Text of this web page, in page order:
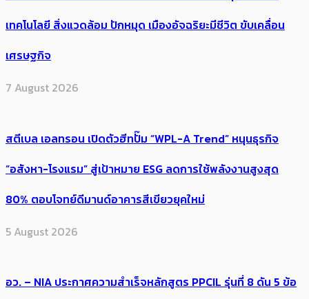
เทคโนโลยี สิ่งแวดล้อม ปักหมุด เมืองอัจฉริยะมีชีวิต ขับเคลื่อน
เศรษฐกิจ
7 August 2026
สตีเบล เอลทรอน เปิดตัวฮีทปั๊ม “WPL-A Trend” หนุนธุรกิจ
“อสังหา-โรงแรม” สู่เป้าหมาย ESG ลดการใช้พลังงานสูงสุด
80% ตอบโจทย์ดีมานด์อาคารสีเขียวยุคใหม่
5 August 2026
อว. – NIA ประกาศความสำเร็จหลักสูตร PPCIL รุ่นที่ 8 ดัน 5 ข้อ